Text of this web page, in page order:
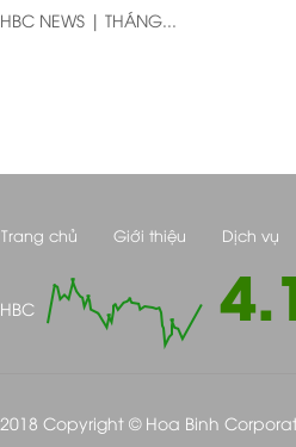
HBC NEWS | THÁNG...
Trang chủ Giới thiệu Dịch vụ
HBC
2018 Copyright © Hoa Binh